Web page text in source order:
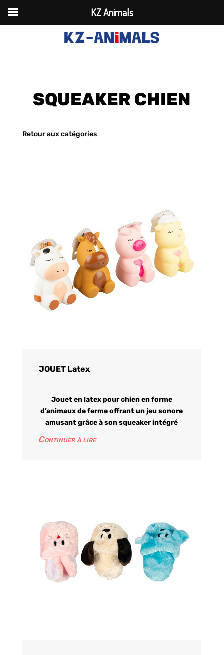
SQUEAKER CHIEN
Retour aux catégories
JOUET Latex
Jouet en latex pour chien en forme
d’animaux de ferme offrant un jeu sonore
amusant grâce à son squeaker intégré
Continuer à lire
KZ Animals